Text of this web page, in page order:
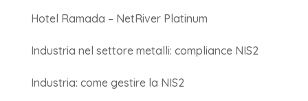
Hotel Ramada – NetRiver Platinum
Industria nel settore metalli: compliance NIS2
Industria: come gestire la NIS2